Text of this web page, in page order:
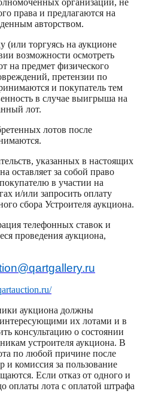
права и предлагаются на
авторством.
(или торгуясь на аукционе
возможности осмотреть
на предмет физического
претензии по
и покупатель тем
в случае выигрыша на
лот.
лотов после
указанных в настоящих
оставляет за собой право
в участии на
и/или запросить оплату
сбора Устроителя аукциона.
телефонных ставок и
проведения аукциона,
аукциона должны
их лотами и в
консультацию о состоянии
устроителя аукциона. В
по любой причине после
и комиссия за пользование
Если отказ от одного и
оплаты лота с оплатой штрафа